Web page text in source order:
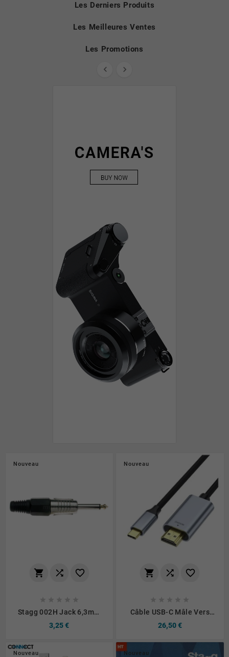
Les Derniers Produits
Les Meilleures Ventes
Les Promotions
 
Nouveau
  
Stagg 002H Jack 6,3mm
3,25 €
Nouveau
Nouveau
  
Câble USB-C Mâle Vers
26,50 €
Nouveau